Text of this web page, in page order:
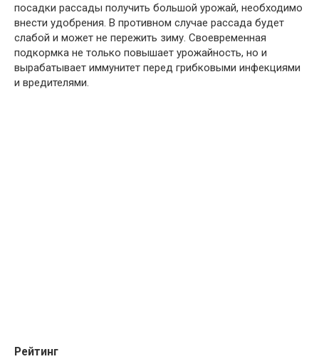
посадки рассады получить большой урожай, необходимо
внести удобрения. В противном случае рассада будет
слабой и может не пережить зиму. Своевременная
подкормка не только повышает урожайность, но и
вырабатывает иммунитет перед грибковыми инфекциями
и вредителями.
Рейтинг